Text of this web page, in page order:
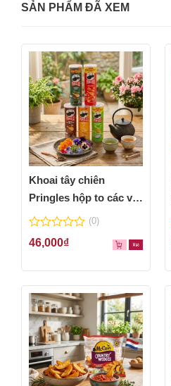
SẢN PHẨM ĐÃ XEM
Khoai tây chiên
Pringles hộp to các vị
thơm ngon
0
out
5
(0)
46,000₫